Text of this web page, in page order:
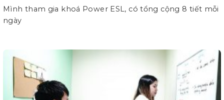
Mình tham gia khoá Power ESL, có tổng cộng 8 tiết mỗi
ngày